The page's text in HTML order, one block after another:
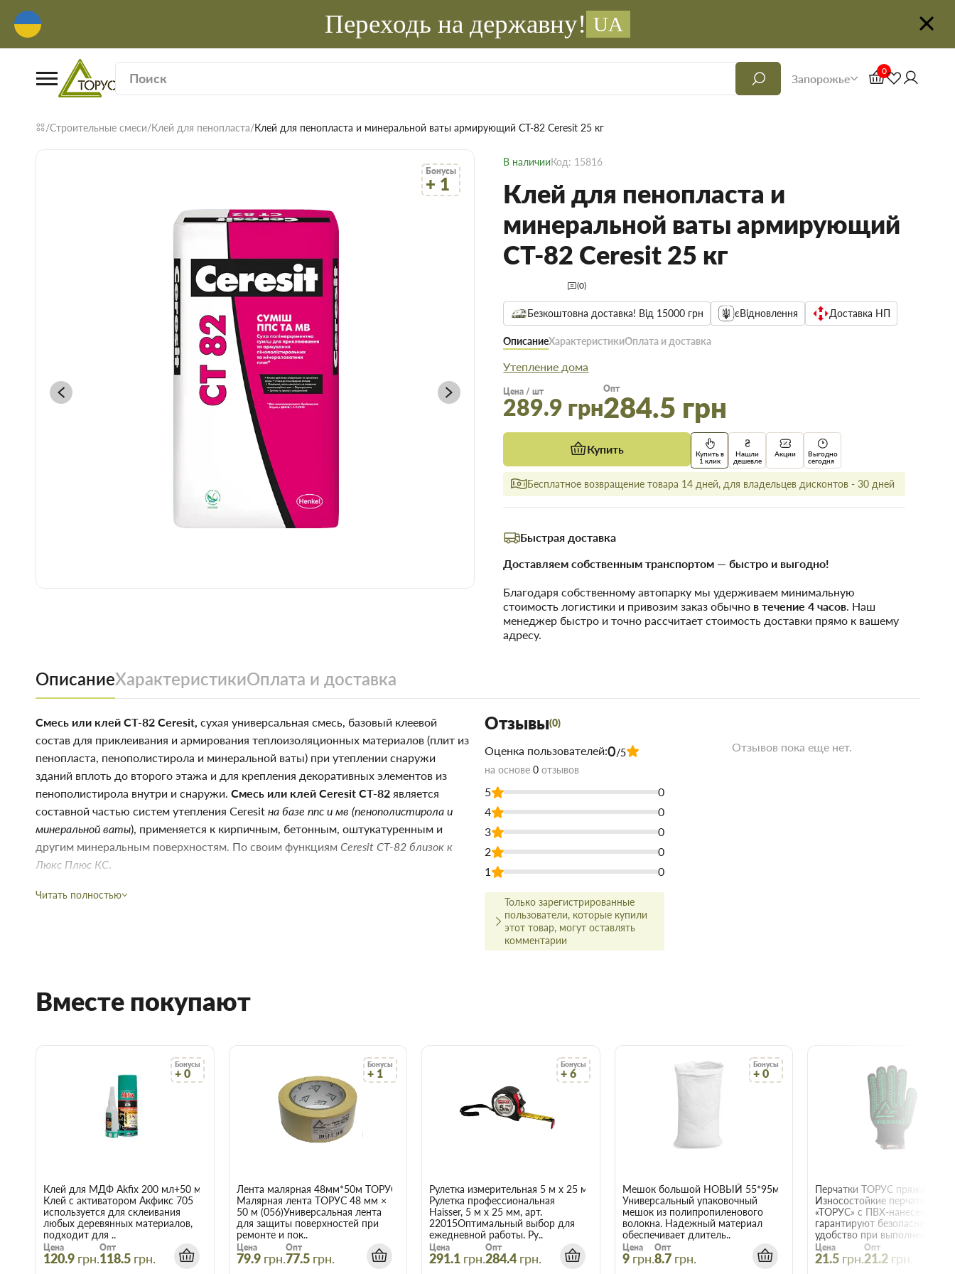
Переходь на державну! UA
Запорожье
0
Строительные смеси Клей для пенопласта Клей для пенопласта и минеральной ваты армирующий СТ-82 Ceresit 25 кг
Бонусы
+ 1
В наличииКод: 15816
Клей для пенопласта и
минеральной ваты армирующий
СТ-82 Ceresit 25 кг
(0)
Безкоштовна доставка! Від 15000 грн єВідновлення Доставка НП
ОписаниеХарактеристикиОплата и доставка
Утепление дома
Цена / шт
289.9 грн
Опт
284.5 грн
Купить
Купить в
1 клик
Нашли
дешевле
Акции
Выгодно
сегодня
Бесплатное возвращение товара 14 дней, для владельцев дисконтов - 30 дней
Быстрая доставка
Доставляем собственным транспортом — быстро и выгодно!
Благодаря собственному автопарку мы удерживаем минимальную
стоимость логистики и привозим заказ обычно в течение 4 часов. Наш
менеджер быстро и точно рассчитает стоимость доставки прямо к вашему
адресу.
ОписаниеХарактеристикиОплата и доставка
Смесь или клей СТ-82 Ceresit, сухая универсальная смесь, базовый клеевой
состав для приклеивания и армирования теплоизоляционных материалов (плит из
пенопласта, пенополистирола и минеральной ваты) при утеплении снаружи
зданий вплоть до второго этажа и для крепления декоративных элементов из
пенополистирола внутри и снаружи. Смесь или клей Ceresit CT-82 является
составной частью систем утепления Ceresit на базе ппс и мв (пенополистирола и
минеральной ваты), применяется к кирпичным, бетонным, оштукатуренным и
другим минеральным поверхностям. По своим функциям Ceresit CT-82 близок к
Люкс Плюс КС.
Свойства клея СТ-82 Ceresit
прочный;
устойчивый к атмосферным воздействиям;
экономичный;
доступен к версии «Зима», то есть для применим при низких температурах;
пластичный;
удобный и простой в применении, легко наносится на поверхность;
является составной частью системы утепления Ceresit Popular.
Выполнение работ
1.Подготовка основания:Подготовка основания соответствует требованиям к
устройствам тепловой изоляции ограждающих конструкций с применением
смесей Ceresit. Основание должно быть сухим, прочным и очищенным от пыли,
Читать полностью
Отзывы(0)
Оценка пользователей:0/5
на основе 0 отзывов
5
0
4
0
3
0
2
0
1
0
Только зарегистрированные
пользователи, которые купили
этот товар, могут оставлять
комментарии
Отзывов пока еще нет.
Вместе покупают
Бонусы
+ 0
Клей для МДФ Akfix 200 мл+50 мл
Клей с активатором Акфикс 705
используется для склеивания
любых деревянных материалов,
подходит для ..
Цена
120.9 грн.
Опт
118.5 грн.
Бонусы
+ 1
Лента малярная 48мм*50м ТОРУС 056
Малярная лента ТОРУС 48 мм ×
50 м (056)Универсальная лента
для защиты поверхностей при
ремонте и пок..
Цена
79.9 грн.
Опт
77.5 грн.
Бонусы
+ 6
Рулетка измерительная 5 м x 25 мм Haisser 22015
Рулетка профессиональная
Haisser, 5 м x 25 мм, арт.
22015Оптимальный выбор для
ежедневной работы. Ру..
Цена
291.1 грн.
Опт
284.4 грн.
Бонусы
+ 0
Мешок большой НОВЫЙ 55*95мм
Универсальный упаковочный
мешок из полипропиленового
волокна. Надежный материал
обеспечивает длитель..
Цена
9 грн.
Опт
8.7 грн.
Износостойкие перчатки
«ТОРУС» с ПВХ-нанесением
гарантируют безопасность и
удобство при выполнении е..
Цена
21.5 грн.
Опт
21.2 грн.